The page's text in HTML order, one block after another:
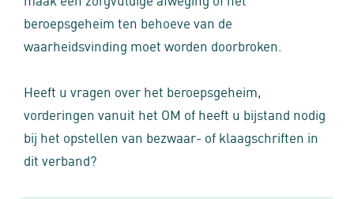
beroepsgeheim ten behoeve van de
waarheidsvinding moet worden doorbroken.
Heeft u vragen over het beroepsgeheim,
vorderingen vanuit het OM of heeft u bijstand nodig
bij het opstellen van bezwaar- of klaagschriften in
dit verband?